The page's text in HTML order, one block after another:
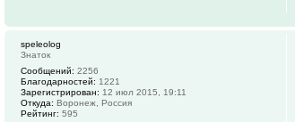
speleolog
Знаток
Сообщений: 2256
Благодарностей: 1221
Зарегистрирован: 12 июл 2015, 19:11
Откуда: Воронеж, Россия
Рейтинг: 595